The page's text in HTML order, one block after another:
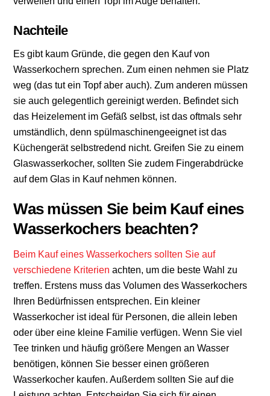
Nachteile
Es gibt kaum Gründe, die gegen den Kauf von
Wasserkochern sprechen. Zum einen nehmen sie Platz
weg (das tut ein Topf aber auch). Zum anderen müssen
sie auch gelegentlich gereinigt werden. Befindet sich
das Heizelement im Gefäß selbst, ist das oftmals sehr
umständlich, denn spülmaschinengeeignet ist das
Küchengerät selbstredend nicht. Greifen Sie zu einem
Glaswasserkocher, sollten Sie zudem Fingerabdrücke
auf dem Glas in Kauf nehmen können.
Was müssen Sie beim Kauf eines
Wasserkochers beachten?
Beim Kauf eines Wasserkochers sollten Sie auf
verschiedene Kriterien achten, um die beste Wahl zu
treffen. Erstens muss das Volumen des Wasserkochers
Ihren Bedürfnissen entsprechen. Ein kleiner
Wasserkocher ist ideal für Personen, die allein leben
oder über eine kleine Familie verfügen. Wenn Sie viel
Tee trinken und häufig größere Mengen an Wasser
benötigen, können Sie besser einen größeren
Wasserkocher kaufen. Außerdem sollten Sie auf die